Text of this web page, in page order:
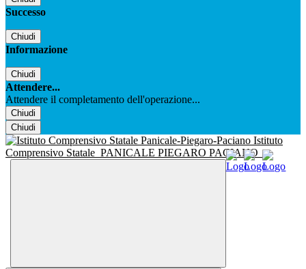
Successo
Chiudi
Informazione
Chiudi
Attendere...
Attendere il completamento dell'operazione...
Chiudi
Chiudi
Istituto
Comprensivo Statale PANICALE PIEGARO PACIANO